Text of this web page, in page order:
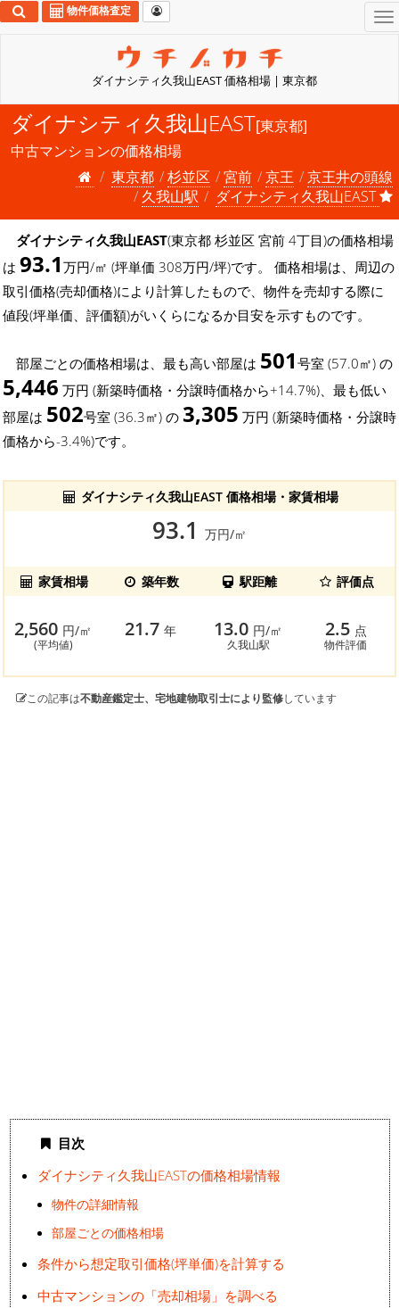
ダイナシティ久我山EAST 価格相場 | 東京都
物件価格査定
ダイナシティ久我山EAST[東京都]
中古マンションの価格相場
東京都
杉並区 宮前 京王
京王井の頭線
久我山駅
ダイナシティ久我山EAST
ダイナシティ久我山EAST(東京都 杉並区 宮前 4丁目)の価格相場
は 93.1 万円/㎡ (坪単価 308万円/坪)です。 価格相場は、周辺の
取引価格(売却価格)により計算したもので、物件を売却する際に
値段(坪単価、評価額)がいくらになるか目安を示すものです。
部屋ごとの価格相場は、最も高い部屋は 501 号室 (57.0㎡) の
5,446 万円 (新築時価格・分譲時価格から+14.7%)、最も低い
部屋は 502号室 (36.3㎡) の 3,305 万円 (新築時価格・分譲時
価格から-3.4%)です。
ダイナシティ久我山EAST 価格相場・家賃相場
93.1 万円/㎡
家賃相場 築年数 駅距離 評価点
2,560 円/㎡
(平均値)
21.7年 13.0 円/㎡
久我山駅
2.5 点
物件評価
この記事は不動産鑑定士、宅地建物取引士により監修しています
目次
ダイナシティ久我山EASTの価格相場情報
物件の詳細情報
部屋ごとの価格相場
条件から想定取引価格(坪単価)を計算する
中古マンションの「売却相場」を調べる